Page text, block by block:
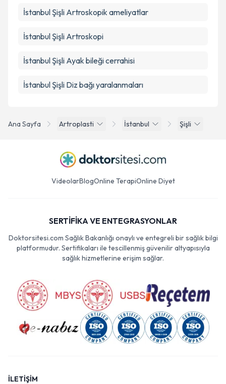
Ana Sayfa Artroplasti İstanbul Şişli
İstanbul Şişli Artroskopik ameliyatlar
İstanbul Şişli Artroskopi
İstanbul Şişli Ayak bileği cerrahisi
İstanbul Şişli Diz bağı yaralanmaları
VideolarBlogOnline TerapiOnline Diyet
SERTİFİKA VE ENTEGRASYONLAR
Doktorsitesi.com Sağlık Bakanlığı onaylı ve entegreli bir sağlık bilgi
platformudur. Sertifikaları ile tescillenmiş güvenilir altyapısıyla
sağlık hizmetlerine erişim sağlar.
İLETİŞİM